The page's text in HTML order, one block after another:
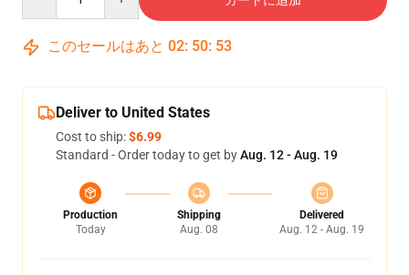
このセールはあと 02: 50: 53
Deliver to United States
Cost to ship:$6.99
Standard - Order today to get byAug. 12 - Aug. 19
Production
Today
Shipping
Aug. 08
Delivered
Aug. 12 - Aug. 19